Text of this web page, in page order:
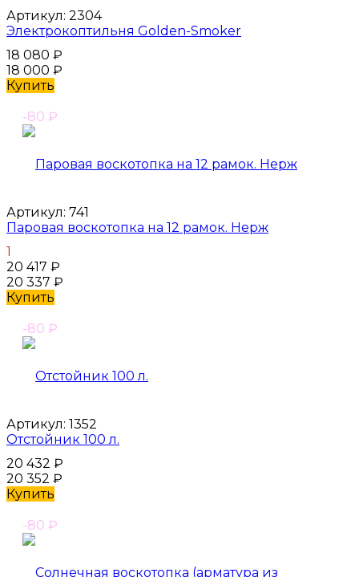
Артикул: 2304
Электрокоптильня Golden-Smoker
18 080 ₽
18 000 ₽
Купить
-80 ₽
Артикул: 741
Паровая воскотопка на 12 рамок. Нерж
1
20 417 ₽
20 337 ₽
Купить
-80 ₽
Артикул: 1352
Отстойник 100 л.
20 432 ₽
20 352 ₽
Купить
-80 ₽